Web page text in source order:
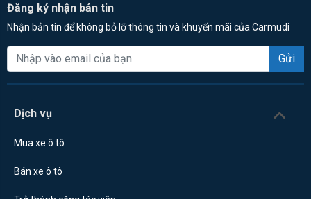
Đăng ký nhận bản tin
Nhận bản tin để không bỏ lỡ thông tin và khuyến mãi của Carmudi
Gửi
Dịch vụ
Mua xe ô tô
Bán xe ô tô